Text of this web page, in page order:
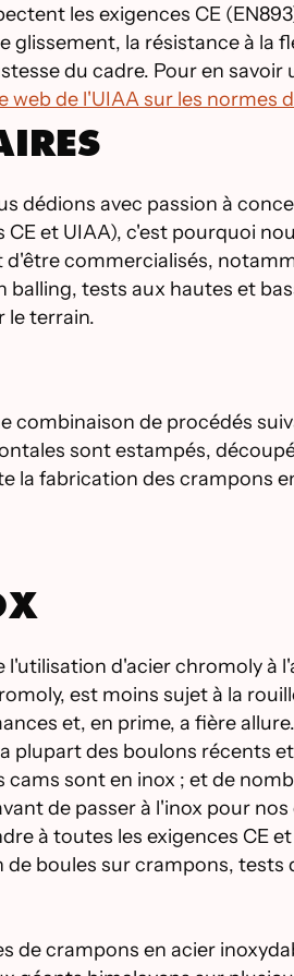
les exigences CE
la résistance à la
du cadre. Pour en savoir
web de l'UIAA sur les normes
dédions avec passion à
et UIAA), c'est pourquoi
commercialisés,
tests aux hautes et
le terrain.
combinaison de procédés
sont estampés,
la fabrication des crampons
l'utilisation d'acier chromoly
est moins sujet à la
et, en prime, a fière
plupart des boulons récents
cams sont en inox ; et de
de passer à l'inox pour
à toutes les exigences CE
boules sur crampons, tests
de crampons en acier